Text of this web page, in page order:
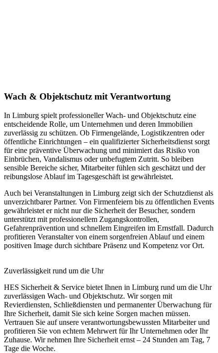
Wach & Objektschutz mit Verantwortung
In Limburg spielt professioneller Wach- und Objektschutz eine
entscheidende Rolle, um Unternehmen und deren Immobilien
zuverlässig zu schützen. Ob Firmengelände, Logistikzentren oder
öffentliche Einrichtungen – ein qualifizierter Sicherheitsdienst sorgt
für eine präventive Überwachung und minimiert das Risiko von
Einbrüchen, Vandalismus oder unbefugtem Zutritt. So bleiben
sensible Bereiche sicher, Mitarbeiter fühlen sich geschätzt und der
reibungslose Ablauf im Tagesgeschäft ist gewährleistet.
Auch bei Veranstaltungen in Limburg zeigt sich der Schutzdienst als
unverzichtbarer Partner. Von Firmenfeiern bis zu öffentlichen Events
gewährleistet er nicht nur die Sicherheit der Besucher, sondern
unterstützt mit professionellem Zugangskontrollen,
Gefahrenprävention und schnellem Eingreifen im Ernstfall. Dadurch
profitieren Veranstalter von einem sorgenfreien Ablauf und einem
positiven Image durch sichtbare Präsenz und Kompetenz vor Ort.
Zuverlässigkeit rund um die Uhr
HES Sicherheit & Service bietet Ihnen in Limburg rund um die Uhr
zuverlässigen Wach- und Objektschutz. Wir sorgen mit
Revierdiensten, Schließdiensten und permanenter Überwachung für
Ihre Sicherheit, damit Sie sich keine Sorgen machen müssen.
Vertrauen Sie auf unsere verantwortungsbewussten Mitarbeiter und
profitieren Sie von echtem Mehrwert für Ihr Unternehmen oder Ihr
Zuhause. Wir nehmen Ihre Sicherheit ernst – 24 Stunden am Tag, 7
Tage die Woche.